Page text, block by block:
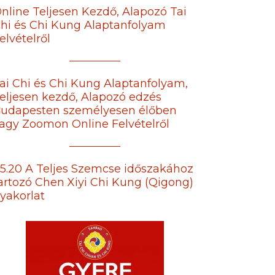
Teljesen Kezdő, Alapozó Tai
és Chi Kung Alaptanfolyam
Chi és Chi Kung Alaptanfolyam,
kezdő, Alapozó edzés
személyesen élőben
Zoomon Online Felvételről
A Teljes Szemcse időszakához
Chen Xiyi Chi Kung (Qigong)